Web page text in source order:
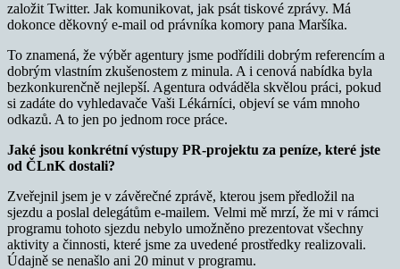
založit Twitter. Jak komunikovat, jak psát tiskové zprávy. Má
dokonce děkovný e-mail od právníka komory pana Maršíka.
To znamená, že výběr agentury jsme podřídili dobrým referencím a
dobrým vlastním zkušenostem z minula. A i cenová nabídka byla
bezkonkurenčně nejlepší. Agentura odváděla skvělou práci, pokud
si zadáte do vyhledavače Vaši Lékárníci, objeví se vám mnoho
odkazů. A to jen po jednom roce práce.
Jaké jsou konkrétní výstupy PR-projektu za peníze, které jste
od ČLnK dostali?
Zveřejnil jsem je v závěrečné zprávě, kterou jsem předložil na
sjezdu a poslal delegátům e-mailem. Velmi mě mrzí, že mi v rámci
programu tohoto sjezdu nebylo umožněno prezentovat všechny
aktivity a činnosti, které jsme za uvedené prostředky realizovali.
Údajně se nenašlo ani 20 minut v programu.